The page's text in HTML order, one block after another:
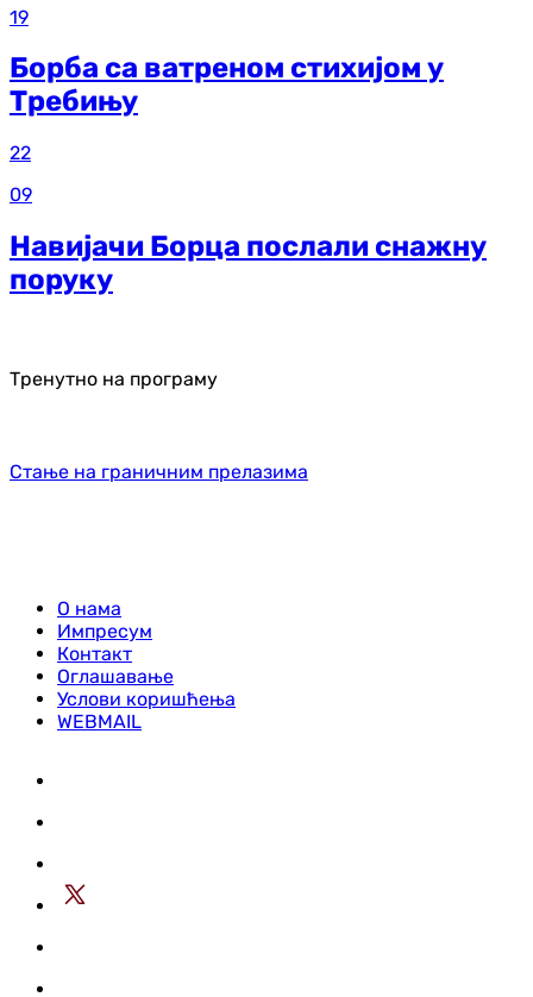
19
Борба са ватреном стихијом у
Требињу
22
09
Навијачи Борца послали снажну
поруку
Тренутно на програму
Стање на граничним прелазима
О нама
Импресум
Контакт
Оглашавање
Услови коришћења
WEBMAIL